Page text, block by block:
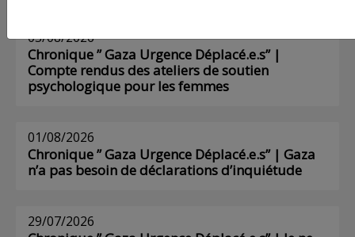
03/08/2026
Chronique ” Gaza Urgence Déplacé.e.s” |
Compte rendus des ateliers de soutien
psychologique pour les femmes
01/08/2026
Chronique ” Gaza Urgence Déplacé.e.s” | Gaza
n’a pas besoin de déclarations d’inquiétude
29/07/2026